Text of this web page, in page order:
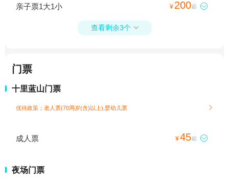
亲子票1大1小 ¥ 200起 
查看剩余3个 
门票
十里蓝山门票
优待政策：老人票(70周岁(含)以上),婴幼儿票 
成人票 ¥45起 
夜场门票